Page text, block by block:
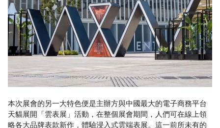
本次展會的另一大特色便是主辦方與中國最大的電子商務平台
天貓展開「雲表展」活動，在整個展會期間，人們可在線上領
略各大品牌表款新作，體驗浸入式雲端表展。這一前所未有的